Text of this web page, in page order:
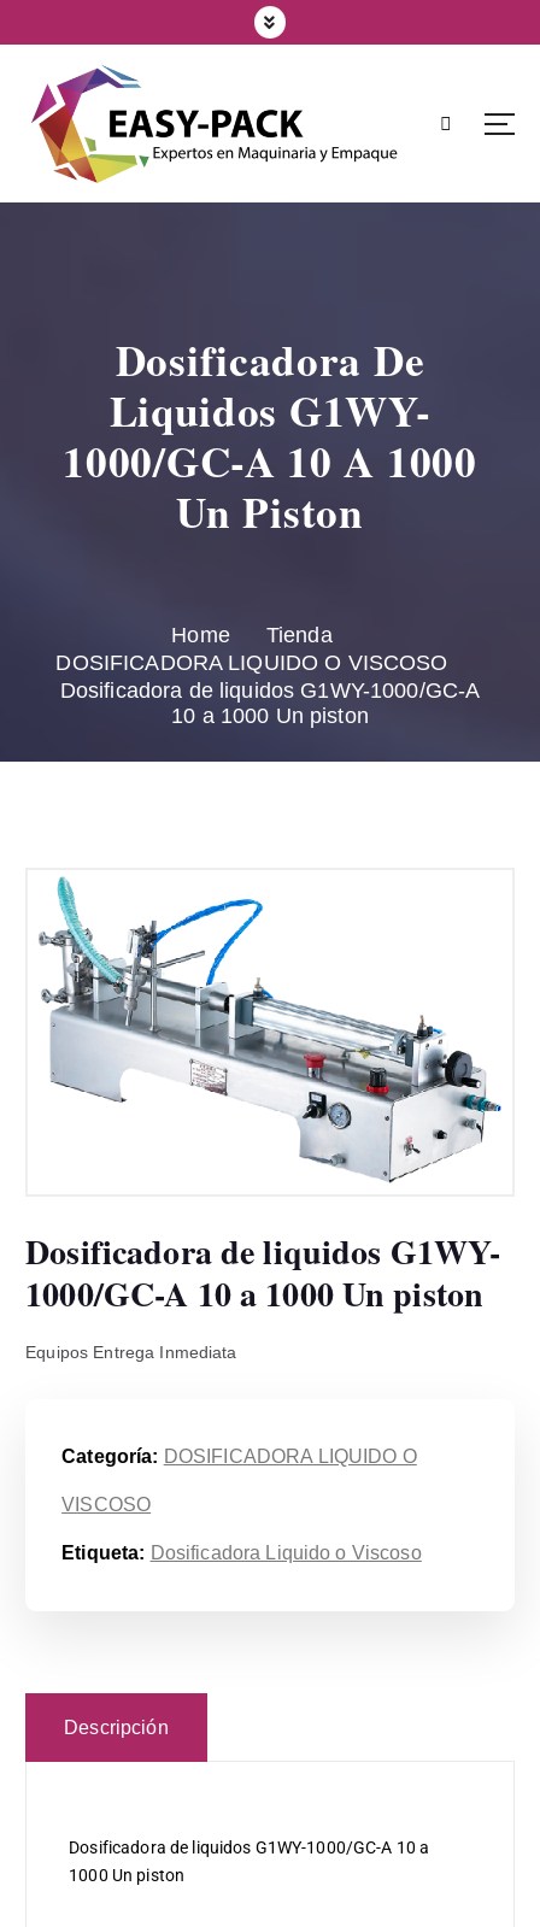
Dosificadora De
Liquidos G1WY-
1000/GC-A 10 A 1000
Un Piston
Home
Tienda
DOSIFICADORA LIQUIDO O VISCOSO
Dosificadora de liquidos G1WY-1000/GC-A
10 a 1000 Un piston
Dosificadora de liquidos G1WY-
1000/GC-A 10 a 1000 Un piston
Equipos Entrega Inmediata
Categoría: DOSIFICADORA LIQUIDO O
VISCOSO
Etiqueta: Dosificadora Liquido o Viscoso
Descripción
Dosificadora de liquidos G1WY-1000/GC-A 10 a
1000 Un piston